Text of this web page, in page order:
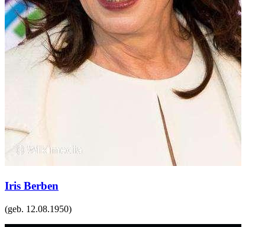
Iris Berben
(geb. 12.08.1950)